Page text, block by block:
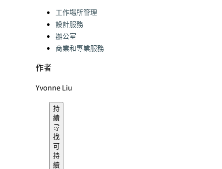
Categories:
工作場所管理
設計服務
辦公室
商業和專業服務
作者
Yvonne Liu
持
續
尋
找
可
持
續